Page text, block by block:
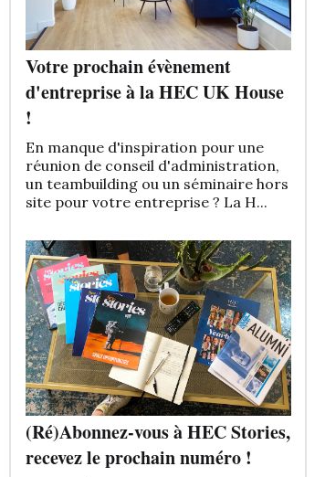
Votre prochain évènement
d'entreprise à la HEC UK House
!
En manque d'inspiration pour une
réunion de conseil d'administration,
un teambuilding ou un séminaire hors
site pour votre entreprise ? La H...
(Ré)Abonnez-vous à HEC Stories,
recevez le prochain numéro !